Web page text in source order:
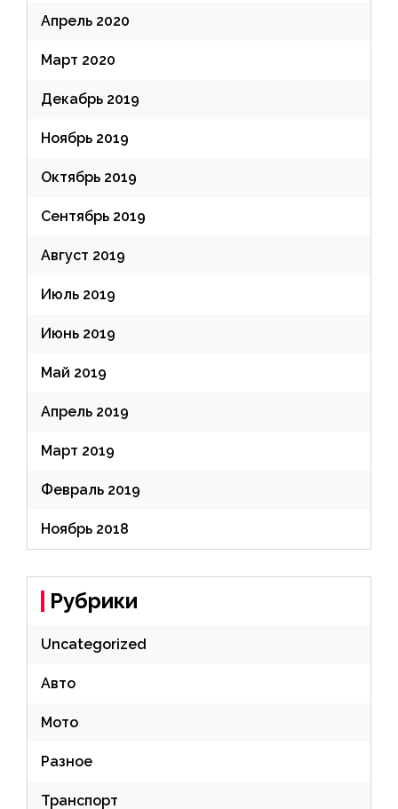
Апрель 2020
Март 2020
Декабрь 2019
Ноябрь 2019
Октябрь 2019
Сентябрь 2019
Август 2019
Июль 2019
Июнь 2019
Май 2019
Апрель 2019
Март 2019
Февраль 2019
Ноябрь 2018
Рубрики
Uncategorized
Авто
Мото
Разное
Транспорт